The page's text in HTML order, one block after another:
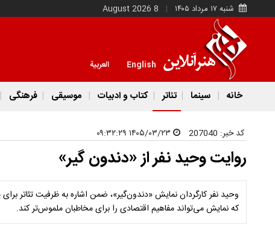
شنبه ۱۷ مرداد ۱۴۰۵ 8 August 2026
English العربية
خانه سینما تئاتر کتاب و ادبیات موسیقی فرهنگی
کد خبر: 207040
روایت وحید نفر از «دندون گیر»
وحید نفر کارگردان نمایش «دندون‌گیر»، ضمن اشاره به ظرفیت تئاتر
که نمایش می‌تواند مفاهیم اقتصادی را برای مخاطبان ملموس‌تر کند.